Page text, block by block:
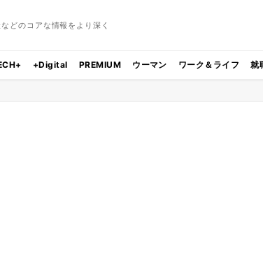
どのコアな情報をより深く
+Digital PREMIUM ウーマン ワーク＆ライフ 就